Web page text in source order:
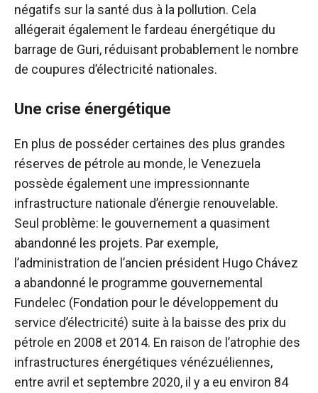
négatifs sur la santé dus à la pollution. Cela
allégerait également le fardeau énergétique du
barrage de Guri, réduisant probablement le nombre
de coupures d’électricité nationales.
Une crise énergétique
En plus de posséder certaines des plus grandes
réserves de pétrole au monde, le Venezuela
possède également une impressionnante
infrastructure nationale d’énergie renouvelable.
Seul problème: le gouvernement a quasiment
abandonné les projets. Par exemple,
l’administration de l’ancien président Hugo Chávez
a abandonné le programme gouvernemental
Fundelec (Fondation pour le développement du
service d’électricité) suite à la baisse des prix du
pétrole en 2008 et 2014. En raison de l’atrophie des
infrastructures énergétiques vénézuéliennes,
entre avril et septembre 2020, il y a eu environ 84